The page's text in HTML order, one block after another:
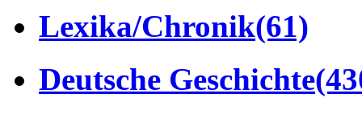
Lexika/Chronik(61)
Deutsche Geschichte